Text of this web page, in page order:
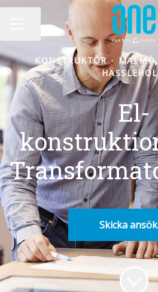
KARRIÄRMENY
Dela sidan
KONSTRUKTÖR ·
El-
Skicka